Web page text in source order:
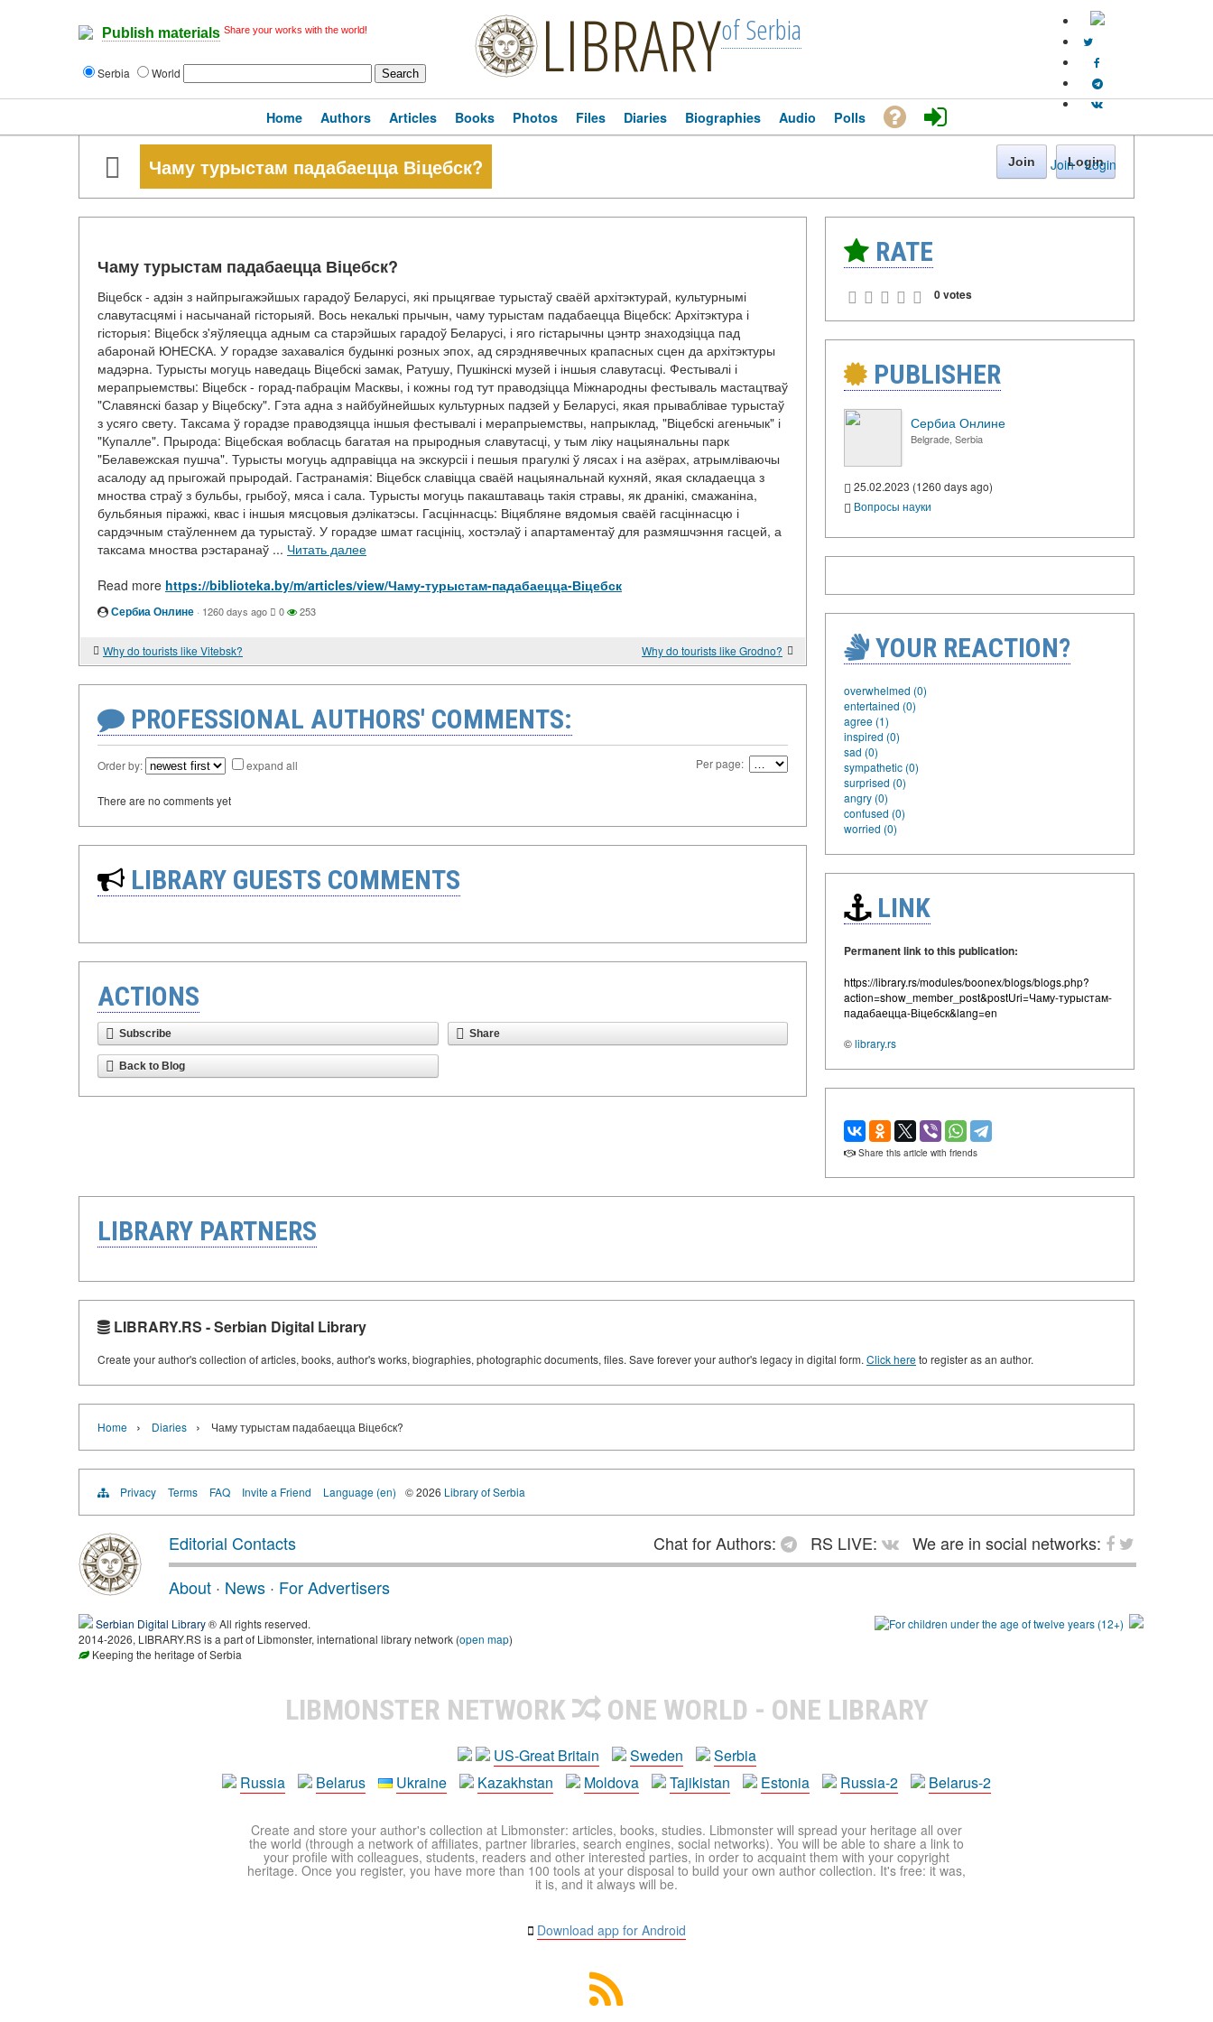
Publish materials Share your works with the world!
Serbia World LIBRARYof Serbia
Join · Login
Home Authors Articles Books Photos Files Diaries Biographies Audio Polls
Чаму турыстам падабаецца Віцебск? Join Login
Чаму турыстам падабаецца Віцебск?
Віцебск - адзін з найпрыгажэйшых гарадоў Беларусі, які прыцягвае турыстаў сваёй архітэктурай, культурнымі
славутасцямі і насычанай гісторыяй. Вось некалькі прычын, чаму турыстам падабаецца Віцебск: Архітэктура і
гісторыя: Віцебск з'яўляецца адным са старэйшых гарадоў Беларусі, і яго гістарычны цэнтр знаходзіцца пад
абаронай ЮНЕСКА. У горадзе захаваліся будынкі розных эпох, ад сярэднявечных крапасных сцен да архітэктуры
мадэрна. Турысты могуць наведаць Віцебскі замак, Ратушу, Пушкінскі музей і іншыя славутасці. Фестывалі і
мерапрыемствы: Віцебск - горад-пабрацім Масквы, і кожны год тут праводзіцца Міжнародны фестываль мастацтваў
"Славянскі базар у Віцебску". Гэта адна з найбуйнейшых культурных падзей у Беларусі, якая прываблівае турыстаў
з усяго свету. Таксама ў горадзе праводзяцца іншыя фестывалі і мерапрыемствы, напрыклад, "Віцебскі агеньчык" і
"Купалле". Прырода: Віцебская вобласць багатая на прыродныя славутасці, у тым ліку нацыянальны парк
"Белавежская пушча". Турысты могуць адправіцца на экскурсіі і пешыя прагулкі ў лясах і на азёрах, атрымліваючы
асалоду ад прыгожай прыродай. Гастранамія: Віцебск славіцца сваёй нацыянальнай кухняй, якая складаецца з
мноства страў з бульбы, грыбоў, мяса і сала. Турысты могуць пакаштаваць такія стравы, як дранікі, смажаніна,
бульбяныя піражкі, квас і іншыя мясцовыя дэлікатэсы. Гасціннасць: Віцябляне вядомыя сваёй гасціннасцю і
сардэчным стаўленнем да турыстаў. У горадзе шмат гасцініц, хостэлаў і апартаментаў для размяшчэння гасцей, а
таксама мноства рэстаранаў ... Читать далее
Read more https://biblioteka.by/m/articles/view/Чаму-турыстам-падабаецца-Віцебск
Сербиа Онлине · 1260 days ago 0 253
Why do tourists like Vitebsk? Why do tourists like Grodno?
PROFESSIONAL AUTHORS' COMMENTS:
Order by: expand all Per page:
There are no comments yet
LIBRARY GUESTS COMMENTS
ACTIONS
Subscribe Share
Back to Blog
RATE
0 votes
PUBLISHER
Сербиа Онлине
Belgrade, Serbia
25.02.2023 (1260 days ago)
Вопросы науки
YOUR REACTION?
overwhelmed (0)
entertained (0)
agree (1)
inspired (0)
sad (0)
sympathetic (0)
surprised (0)
angry (0)
confused (0)
worried (0)
LINK
Permanent link to this publication:
https://library.rs/modules/boonex/blogs/blogs.php?
action=show_member_post&postUri=Чаму-турыстам-
падабаецца-Віцебск&lang=en
©library.rs
Share this article with friends
LIBRARY PARTNERS
LIBRARY.RS - Serbian Digital Library
Create your author's collection of articles, books, author's works, biographies, photographic documents, files. Save forever your author's legacy in digital form. Click hereto register as an author.
Home › Diaries › Чаму турыстам падабаецца Віцебск?
Privacy Terms FAQ Invite a Friend Language (en) © 2026 Library of Serbia
Editorial Contacts Chat for Authors: RS LIVE:
We are in social networks:
About · News · For Advertisers
Serbian Digital Library® All rights reserved.
2014-2026, LIBRARY.RS is a part of Libmonster, international library network (open map)
Keeping the heritage of Serbia
LIBMONSTER NETWORK ONE WORLD - ONE LIBRARY
US-Great Britain Sweden
Serbia
Russia
Belarus Ukraine Kazakhstan Moldova Tajikistan Estonia Russia-2 Belarus-2
Create and store your author's collection at Libmonster: articles, books, studies. Libmonster will spread your heritage all over
the world (through a network of affiliates, partner libraries, search engines, social networks). You will be able to share a link to
your profile with colleagues, students, readers and other interested parties, in order to acquaint them with your copyright
heritage. Once you register, you have more than 100 tools at your disposal to build your own author collection. It's free: it was,
it is, and it always will be.
Download app for Android